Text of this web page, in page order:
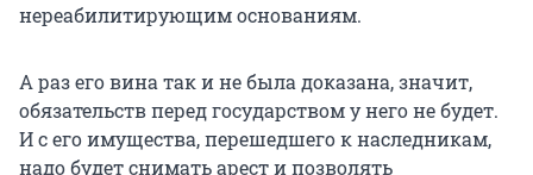
нереабилитирующим основаниям.
А раз его вина так и не была доказана, значит,
обязательств перед государством у него не будет.
И с его имущества, перешедшего к наследникам,
надо будет снимать арест и позволять